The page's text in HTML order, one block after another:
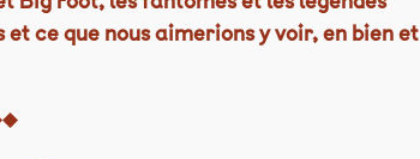
ce que nous aimerions y voir, en bien et